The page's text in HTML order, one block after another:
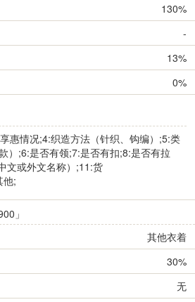
130%
-
13%
0%
惠情况;4:织造方法（针织、钩编）;5:类
）;6:是否有领;7:是否有扣;8:是否有拉
文或外文名称）;11:货
他;
」
其他衣着
30%
无